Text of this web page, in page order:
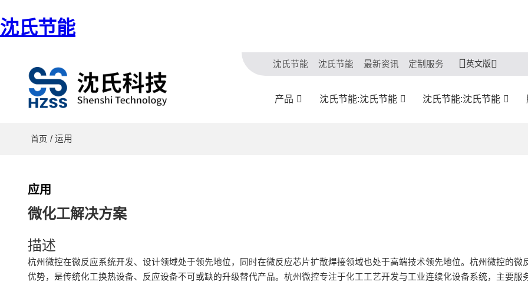
沈氏节能
沈氏节能 沈氏节能 最新资讯 定制服务 英文版
产品 沈氏节能:沈氏节能 沈氏节能:沈氏节能
首页 / 运用
应用
微化工解决方案
描述
杭州微控在微反应系统开发、设计领域处于领先地位，同时在微反应芯片扩散焊接领域也处于高端技术领先地位。杭州微控的
优势，是传统化工换热设备、反应设备不可或缺的升级替代产品。杭州微控专注于化工工艺开发与工业连续化设备系统，主要